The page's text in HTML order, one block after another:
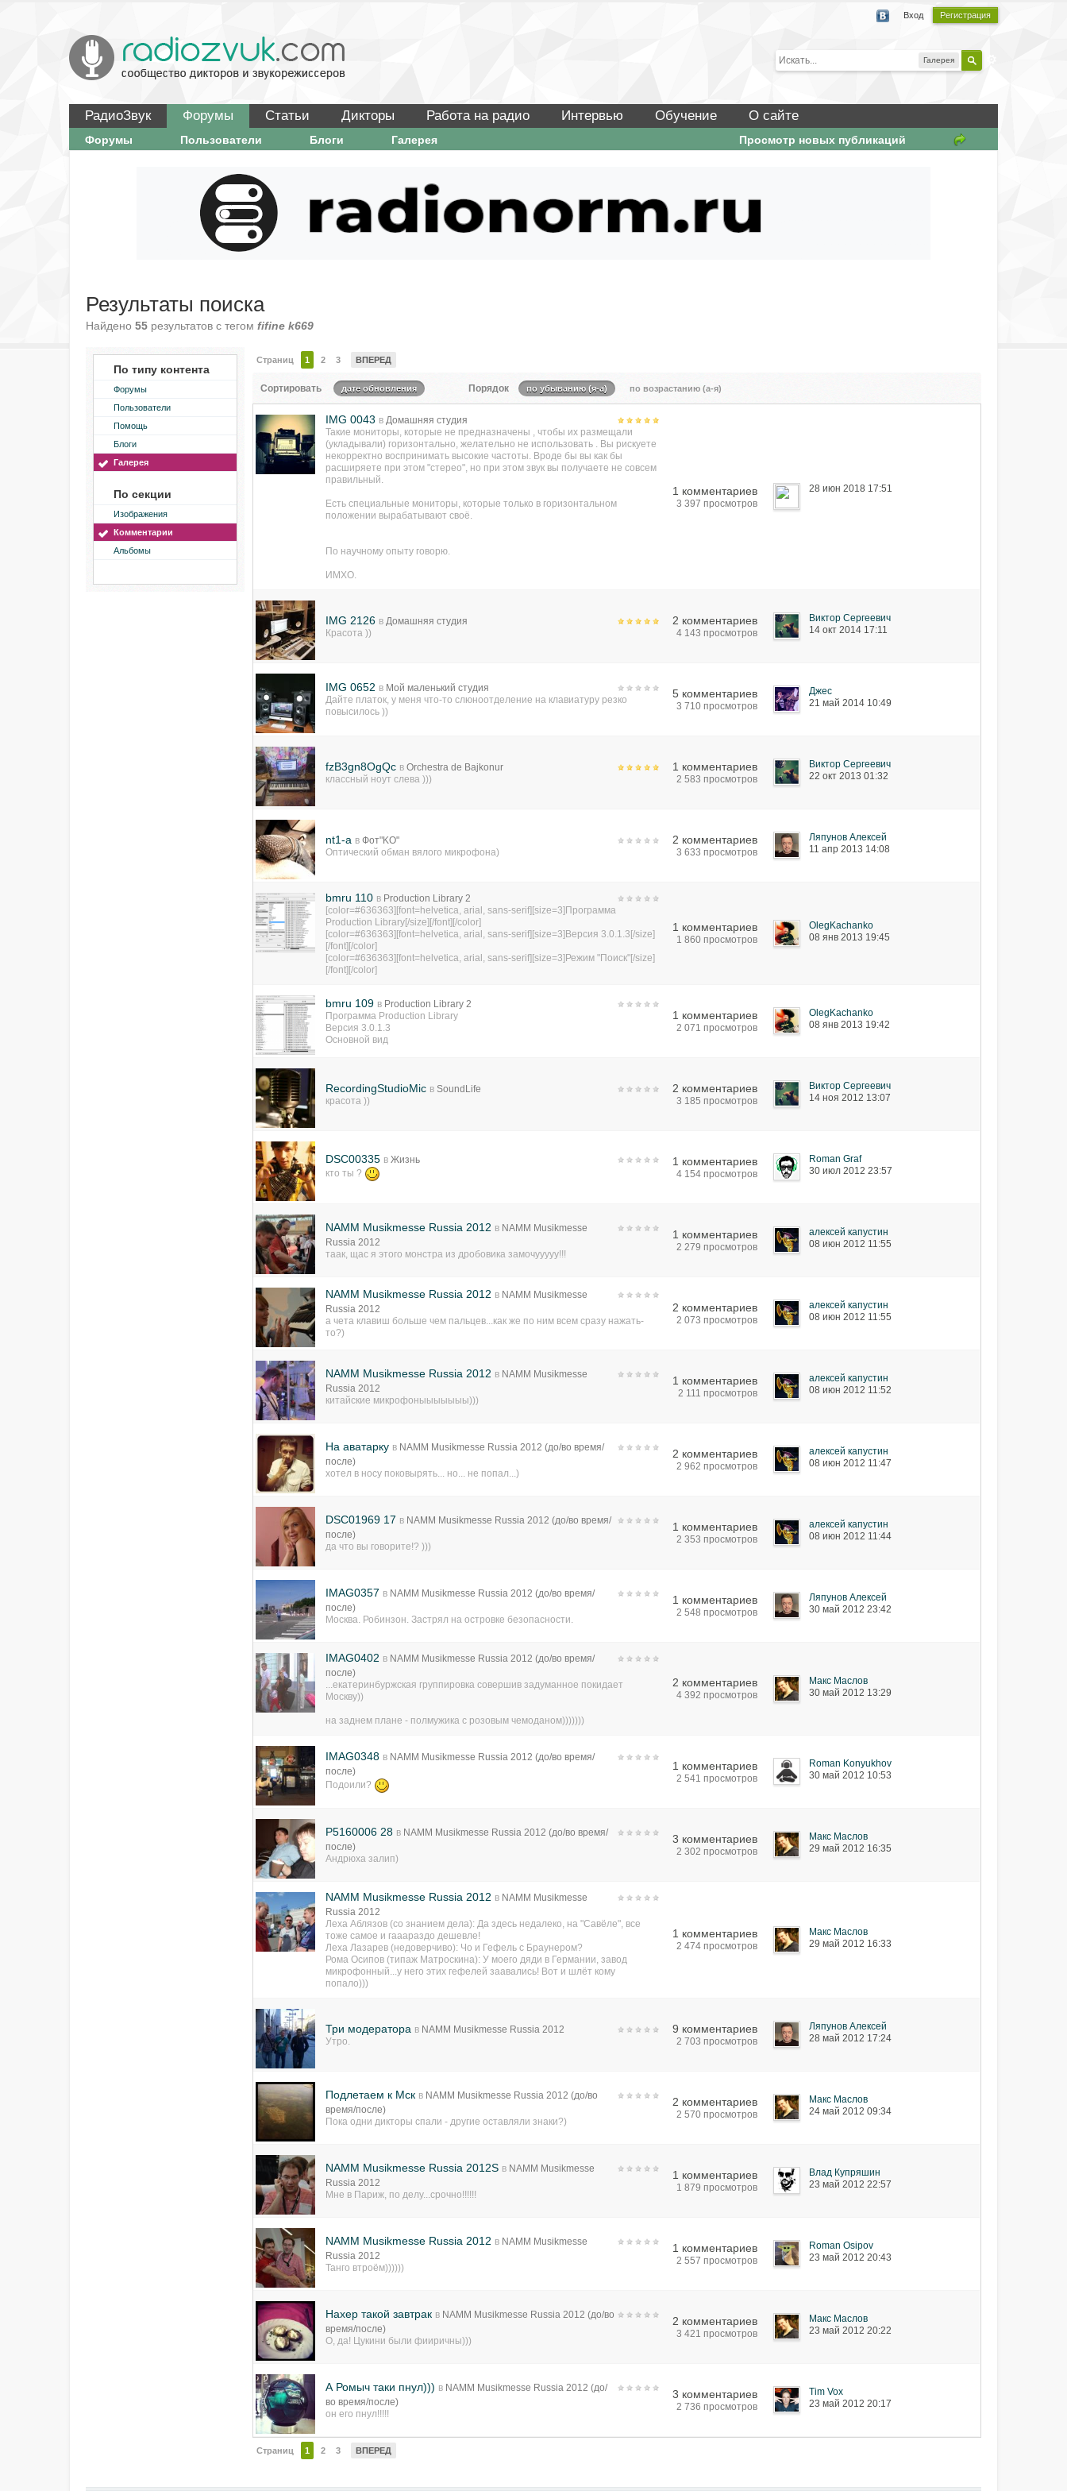
Вход Регистрация
Галерея
РадиоЗвук Форумы Статьи Дикторы Работа на радио Интервью Обучение О сайте
Просмотр новых публикаций
Форумы Пользователи Блоги Галерея
Результаты поиска
Найдено55 результатов с тегомfifine k669
По типу контента
Форумы
Пользователи
Помощь
Блоги
Галерея
По секции
Изображения
Комментарии
Альбомы
Страниц 1 2 3 ВПЕРЕД
Сортировать дате обновления Порядок по убыванию (я-а) по возрастанию (а-я)
IMG 0043 в Домашняя студия
Такие мониторы, которые не предназначены , чтобы их размещали
(укладывали) горизонтально, желательно не использовать . Вы рискуете
некорректно воспринимать высокие частоты. Вроде бы вы как бы
расширяете при этом "стерео", но при этом звук вы получаете не совсем
правильный.
Есть специальные мониторы, которые только в горизонтальном
положении вырабатывают своё.
По научному опыту говорю.
ИМХО.
1 комментариев
3 397 просмотров
28 июн 2018 17:51
IMG 2126 в Домашняя студия
Красота ))
2 комментариев
4 143 просмотров
Виктор Сергеевич
14 окт 2014 17:11
IMG 0652 в Мой маленький студия
Дайте платок, у меня что-то слюноотделение на клавиатуру резко
повысилось ))
5 комментариев
3 710 просмотров
Джес
21 май 2014 10:49
fzB3gn8OgQc в Orchestra de Bajkonur
классный ноут слева )))
1 комментариев
2 583 просмотров
Виктор Сергеевич
22 окт 2013 01:32
nt1-a в Фот"KO"
Оптический обман вялого микрофона)
2 комментариев
3 633 просмотров
Ляпунов Алексей
11 апр 2013 14:08
bmru 110 в Production Library 2
[color=#636363][font=helvetica, arial, sans-serif][size=3]Программа
Production Library[/size][/font][/color]
[color=#636363][font=helvetica, arial, sans-serif][size=3]Версия 3.0.1.3[/size]
[/font][/color]
[color=#636363][font=helvetica, arial, sans-serif][size=3]Режим "Поиск"[/size]
[/font][/color]
1 комментариев
1 860 просмотров
OlegKachanko
08 янв 2013 19:45
bmru 109 в Production Library 2
Программа Production Library
Версия 3.0.1.3
Основной вид
1 комментариев
2 071 просмотров
OlegKachanko
08 янв 2013 19:42
RecordingStudioMic в SoundLife
красота ))
2 комментариев
3 185 просмотров
Виктор Сергеевич
14 ноя 2012 13:07
DSC00335 в Жизнь
кто ты ?
1 комментариев
4 154 просмотров
Roman Graf
30 июл 2012 23:57
NAMM Musikmesse Russia 2012 в NAMM Musikmesse
Russia 2012
таак, щас я этого монстра из дробовика замочууууу!!!
1 комментариев
2 279 просмотров
алексей капустин
08 июн 2012 11:55
NAMM Musikmesse Russia 2012 в NAMM Musikmesse
Russia 2012
а чета клавиш больше чем пальцев...как же по ним всем сразу нажать-
то?)
2 комментариев
2 073 просмотров
алексей капустин
08 июн 2012 11:55
NAMM Musikmesse Russia 2012 в NAMM Musikmesse
Russia 2012
китайские микрофоныыыыыыы)))
1 комментариев
2 111 просмотров
алексей капустин
08 июн 2012 11:52
На аватарку в NAMM Musikmesse Russia 2012 (до/во время/
после)
хотел в носу поковырять... но... не попал...)
2 комментариев
2 962 просмотров
алексей капустин
08 июн 2012 11:47
DSC01969 17 в NAMM Musikmesse Russia 2012 (до/во время/
после)
да что вы говорите!? )))
1 комментариев
2 353 просмотров
алексей капустин
08 июн 2012 11:44
IMAG0357 в NAMM Musikmesse Russia 2012 (до/во время/
после)
Москва. Робинзон. Застрял на островке безопасности.
1 комментариев
2 548 просмотров
Ляпунов Алексей
30 май 2012 23:42
IMAG0402 в NAMM Musikmesse Russia 2012 (до/во время/
после)
...екатеринбуржская группировка совершив задуманное покидает
Москву))
на заднем плане - полмужика с розовым чемоданом)))))))
2 комментариев
4 392 просмотров
Макс Маслов
30 май 2012 13:29
IMAG0348 в NAMM Musikmesse Russia 2012 (до/во время/
после)
Подоили?
1 комментариев
2 541 просмотров
Roman Konyukhov
30 май 2012 10:53
P5160006 28 в NAMM Musikmesse Russia 2012 (до/во время/
после)
Андрюха залип)
3 комментариев
2 302 просмотров
Макс Маслов
29 май 2012 16:35
NAMM Musikmesse Russia 2012 в NAMM Musikmesse
Russia 2012
Леха Аблязов (со знанием дела): Да здесь недалеко, на "Савёле", все
тоже самое и гааараздо дешевле!
Леха Лазарев (недоверчиво): Чо и Гефель с Браунером?
Рома Осипов (типаж Матроскина): У моего дяди в Германии, завод
микрофонный...у него этих гефелей заавались! Вот и шлёт кому
попало)))
1 комментариев
2 474 просмотров
Макс Маслов
29 май 2012 16:33
Три модератора в NAMM Musikmesse Russia 2012
Утро.
9 комментариев
2 703 просмотров
Ляпунов Алексей
28 май 2012 17:24
Подлетаем к Мск в NAMM Musikmesse Russia 2012 (до/во
время/после)
Пока одни дикторы спали - другие оставляли знаки?)
2 комментариев
2 570 просмотров
Макс Маслов
24 май 2012 09:34
NAMM Musikmesse Russia 2012S в NAMM Musikmesse
Russia 2012
Мне в Париж, по делу...срочно!!!!!!
1 комментариев
1 879 просмотров
Влад Купряшин
23 май 2012 22:57
NAMM Musikmesse Russia 2012 в NAMM Musikmesse
Russia 2012
Танго втроём))))))
1 комментариев
2 557 просмотров
Roman Osipov
23 май 2012 20:43
Нахер такой завтрак в NAMM Musikmesse Russia 2012 (до/во
время/после)
О, да! Цукини были фииричны)))
2 комментариев
3 421 просмотров
Макс Маслов
23 май 2012 20:22
А Ромыч таки пнул))) в NAMM Musikmesse Russia 2012 (до/
во время/после)
он его пнул!!!!!
3 комментариев
2 736 просмотров
Tim Vox
23 май 2012 20:17
Страниц 1 2 3 ВПЕРЕД